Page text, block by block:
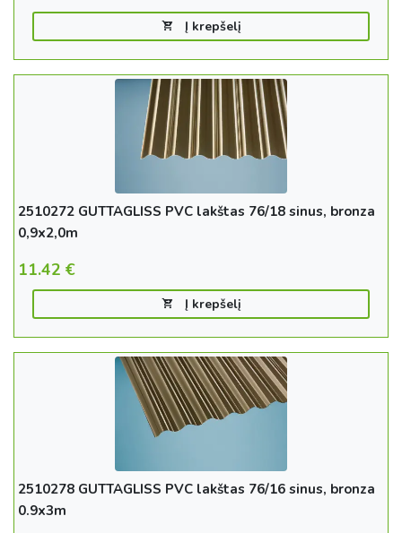
Į krepšelį
2510272 GUTTAGLISS PVC lakštas 76/18 sinus, bronza
0,9x2,0m
Į krepšelį
2510278 GUTTAGLISS PVC lakštas 76/16 sinus, bronza
0.9x3m